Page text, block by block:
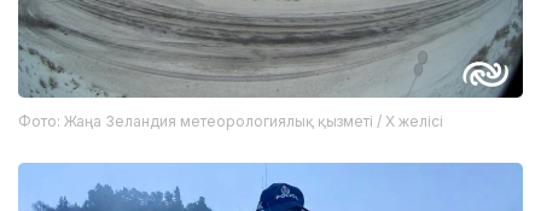
Фото: Жаңа Зеландия метеорологиялық қызметі / X желісі